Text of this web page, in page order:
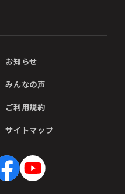
お知らせ
みんなの声
ご利用規約
サイトマップ